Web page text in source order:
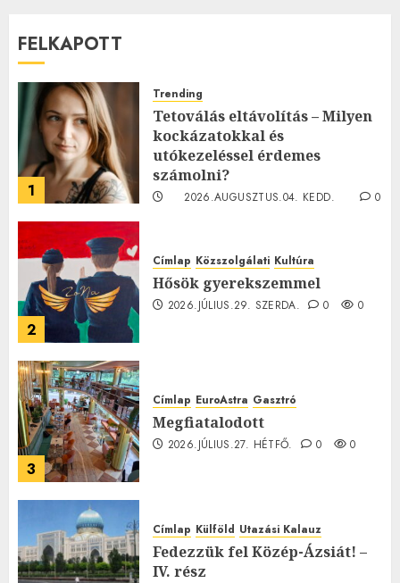
FELKAPOTT
1
Trending
Tetoválás eltávolítás – Milyen
kockázatokkal és
utókezeléssel érdemes
számolni?
2026.AUGUSZTUS.04. KEDD.
0
2
Címlap Közszolgálati Kultúra
Hősök gyerekszemmel
2026.JÚLIUS.29. SZERDA. 0 0
3
Címlap EuroAstra Gasztró
Megfiatalodott
2026.JÚLIUS.27. HÉTFŐ. 0 0
Címlap Külföld Utazási Kalauz
Fedezzük fel Közép-Ázsiát! –
IV. rész